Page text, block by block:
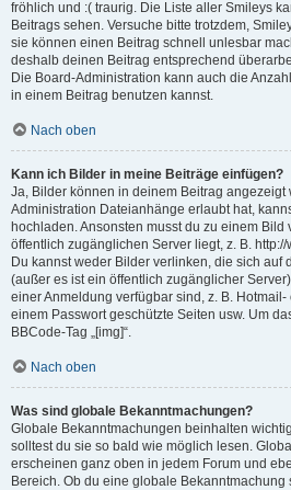
fröhlich und :( traurig. Die Liste aller Smileys
Beitrags sehen. Versuche bitte trotzdem,
sie können einen Beitrag schnell unlesbar
deshalb deinen Beitrag entsprechend
Die Board-Administration kann auch die
in einem Beitrag benutzen kannst.
Nach oben
Kann ich Bilder in meine Beiträge einfügen?
Ja, Bilder können in deinem Beitrag angezeigt
Administration Dateianhänge erlaubt hat,
hochladen. Ansonsten musst du zu einem
öffentlich zugänglichen Server liegt, z. B.
Du kannst weder Bilder verlinken, die sich auf
(außer es ist ein öffentlich zugänglicher
einer Anmeldung verfügbar sind, z. B.
einem Passwort geschützte Seiten usw. Um
BBCode-Tag „[img]“.
Nach oben
Was sind globale Bekanntmachungen?
Globale Bekanntmachungen beinhalten
solltest du sie so bald wie möglich lesen.
erscheinen ganz oben in jedem Forum und
Bereich. Ob du eine globale